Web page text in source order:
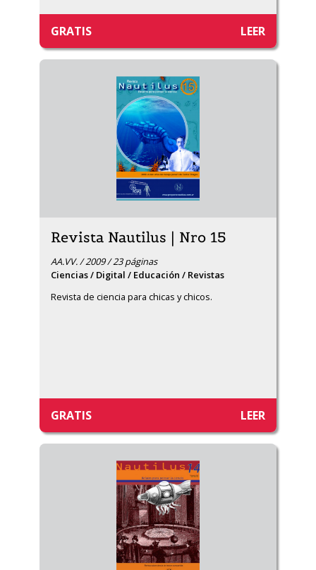
GRATIS LEER
Revista Nautilus | Nro 15
AA.VV. / 2009 / 23 páginas
Ciencias / Digital / Educación / Revistas
Revista de ciencia para chicas y chicos.
GRATIS LEER